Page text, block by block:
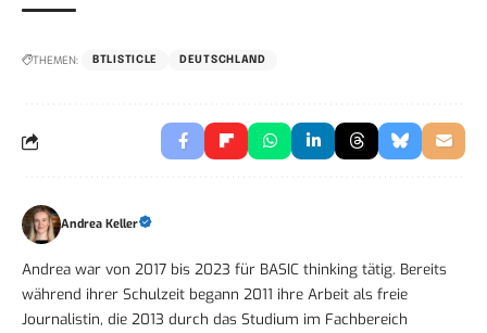
THEMEN: BTLISTICLE DEUTSCHLAND
Andrea Keller
Andrea war von 2017 bis 2023 für BASIC thinking tätig. Bereits
während ihrer Schulzeit begann 2011 ihre Arbeit als freie
Journalistin, die 2013 durch das Studium im Fachbereich